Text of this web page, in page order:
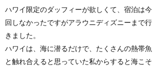
ハワイ限定のダッフィーが欲しくて、宿泊は今
回しなかったですがアラウニディズニーまで行
きました。
ハワイは、海に潜るだけで、たくさんの熱帯魚
と触れ合えると思っていた私からすると海こそ